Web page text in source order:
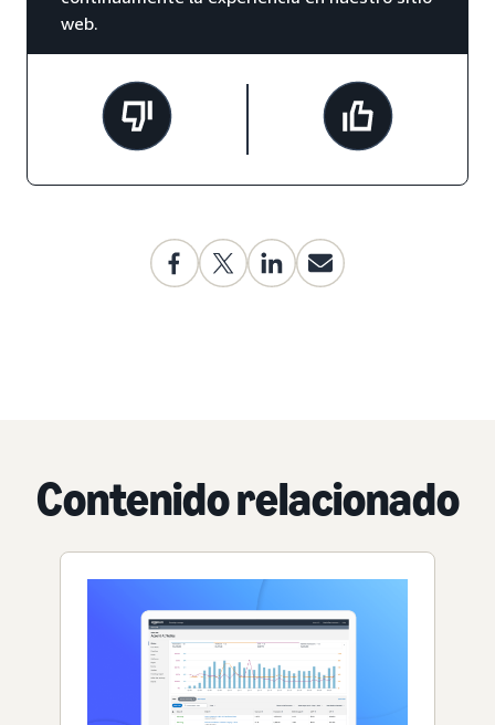
web.
Contenido relacionado